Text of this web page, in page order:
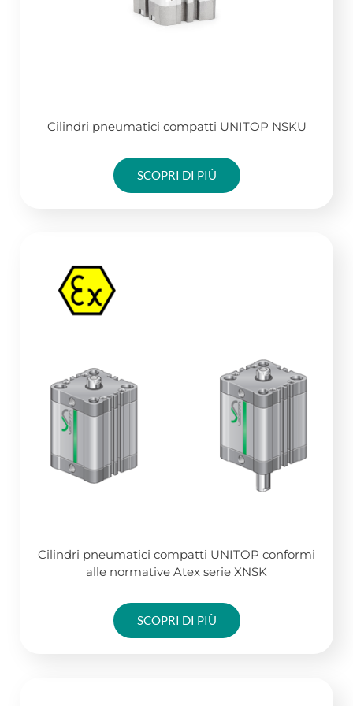
Cilindri pneumatici compatti UNITOP NSKU
SCOPRI DI PIÙ
Cilindri pneumatici compatti UNITOP conformi
alle normative Atex serie XNSK
SCOPRI DI PIÙ